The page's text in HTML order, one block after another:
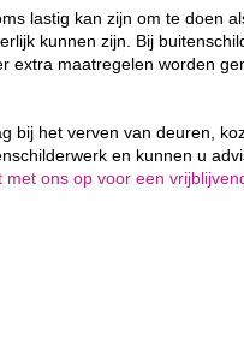
lastig kan zijn om te doen
kunnen zijn. Bij
extra maatregelen worden
bij het verven van deuren,
en kunnen u
met ons op voor een